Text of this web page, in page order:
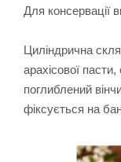
Для консервації
Циліндрична
арахісової
поглиблений
фіксується на